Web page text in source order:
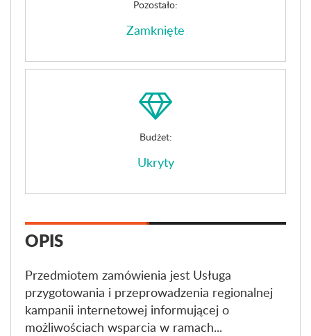
Pozostało:
Zamknięte
Budżet:
Ukryty
OPIS
Przedmiotem zamówienia jest Usługa
przygotowania i przeprowadzenia regionalnej
kampanii internetowej informującej o
możliwościach wsparcia w ramach...